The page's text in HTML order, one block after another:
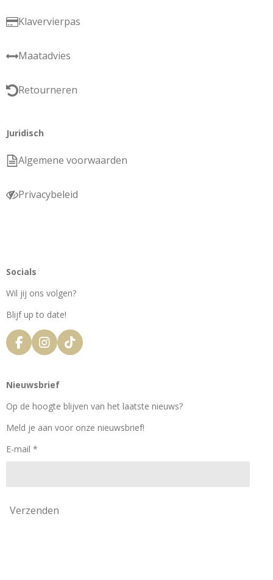
Klavervierpas
Maatadvies
Retourneren
Juridisch
Algemene voorwaarden
Privacybeleid
Socials
Wil jij ons volgen?
Blijf up to date!
F
a
e
o
k
I
n
t
g
a
T
i
k
Nieuwsbrief
Op de hoogte blijven van het laatste nieuws?
Meld je aan voor onze nieuwsbrief!
E-mail *
Verzenden